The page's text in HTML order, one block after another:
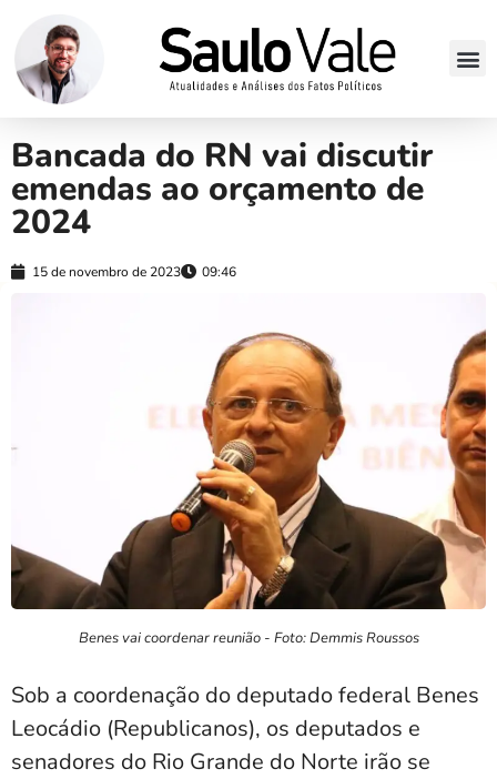
Bancada do RN vai discutir
emendas ao orçamento de
2024
15 de novembro de 2023 09:46
Benes vai coordenar reunião - Foto: Demmis Roussos
Sob a coordenação do deputado federal Benes
Leocádio (Republicanos), os deputados e
senadores do Rio Grande do Norte irão se